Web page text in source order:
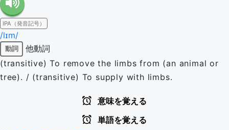
IPA（発音記号）
/lɪm/
動詞
他動詞
(transitive) To remove the limbs from (an animal or
tree). / (transitive) To supply with limbs.
意味を覚える
単語を覚える